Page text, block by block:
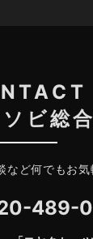
ビ総
ど何でもお気
489-